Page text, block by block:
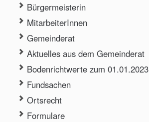
Bürgermeisterin
MitarbeiterInnen
Gemeinderat
Aktuelles aus dem Gemeinderat
Bodenrichtwerte zum 01.01.2023
Fundsachen
Ortsrecht
Formulare